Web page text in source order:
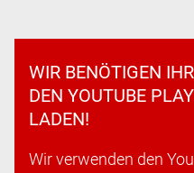
WIR BENÖTIGEN
DEN YOUTUBE
LADEN!
Wir verwenden den